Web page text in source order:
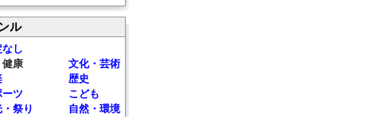
ル
し
健康
文化・芸術
歴史
ーツ
こども
祭り
自然・環境